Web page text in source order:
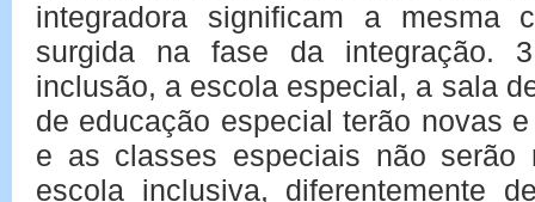
integradora significam a mesma
surgida na fase da integração.
inclusão, a escola especial, a sala
de educação especial terão novas
e as classes especiais não serão
escola inclusiva, diferentemente